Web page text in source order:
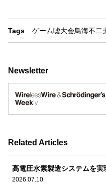
Tags ゲーム嘘大会鳥海不二
Newsletter
Related Articles
高電圧水素製造システムを
2026.07.10